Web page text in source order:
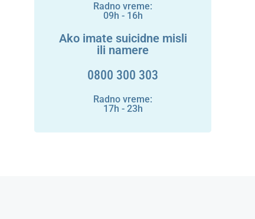
Radno vreme:
09h - 16h
Ako imate suicidne misli
ili namere
0800 300 303
Radno vreme:
17h - 23h